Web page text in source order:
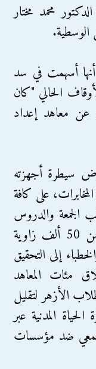
محمد مختار
الوسطية.
أسهمت في سد
الحالي "كان
عن معاهد إعداد
سيطرة أجهزته
على كافة
الجمعة والدروس
في المدارس، وإلغاء تراخيص أكثر من 50 ألف زاوية
إلى التحقيق
مئات المعاهد
الأزهر لتقليل
المدنية عبر
ضد مؤسسات